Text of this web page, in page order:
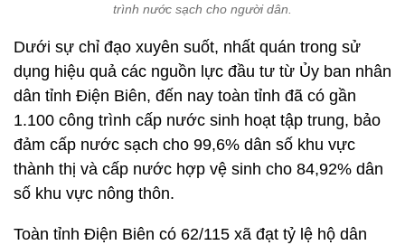
trình nước sạch cho người dân.
Dưới sự chỉ đạo xuyên suốt, nhất quán trong sử
dụng hiệu quả các nguồn lực đầu tư từ Ủy ban nhân
dân tỉnh Điện Biên, đến nay toàn tỉnh đã có gần
1.100 công trình cấp nước sinh hoạt tập trung, bảo
đảm cấp nước sạch cho 99,6% dân số khu vực
thành thị và cấp nước hợp vệ sinh cho 84,92% dân
số khu vực nông thôn.
Toàn tỉnh Điện Biên có 62/115 xã đạt tỷ lệ hộ dân